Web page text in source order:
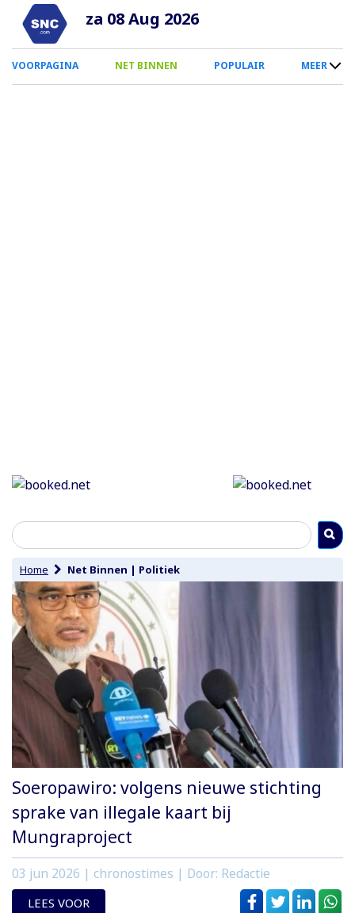
Overslaan
naar
inhoud
za 08 Aug 2026
0
Smartphone
VOORPAGINA NET BINNEN POPULAIR MEER
Home Net Binnen | Politiek
Soeropawiro: volgens nieuwe stichting
sprake van illegale kaart bij
Mungraproject
03 jun 2026 | chronostimes | Door: Redactie
LEES VOOR